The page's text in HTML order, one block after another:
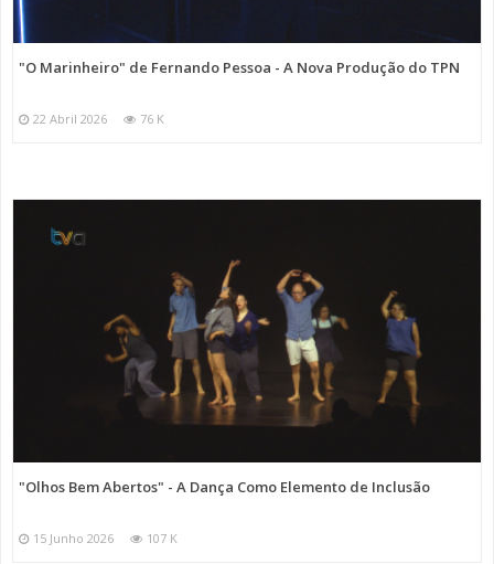
"O Marinheiro" de Fernando Pessoa - A Nova Produção do TPN
22 Abril 2026 76 K
"Olhos Bem Abertos" - A Dança Como Elemento de Inclusão
15 Junho 2026 107 K